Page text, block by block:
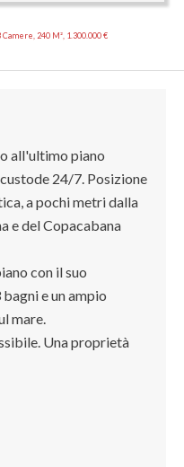
240 M², 1.300.000 €
all'ultimo piano
24/7. Posizione
a pochi metri dalla
e del Copacabana
con il suo
e un ampio
mare.
Una proprietà